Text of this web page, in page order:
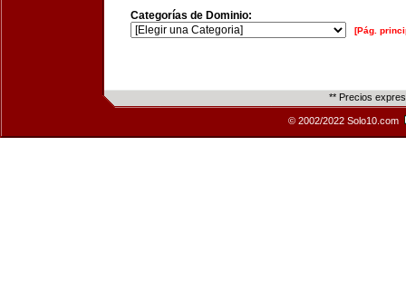
Categorías de Dominio:
[Pág.
** Precios
© 2002/2022 Solo10.com